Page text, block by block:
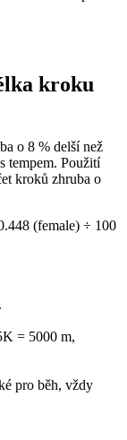
kroku
o 8 % delší než
tempem. Použití
kroků zhruba o
(female) ÷ 100
= 5000 m,
pro běh, vždy